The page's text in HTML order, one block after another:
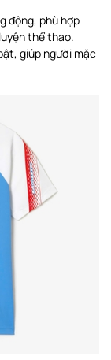
động, phù hợp
thể thao.
giúp người mặc